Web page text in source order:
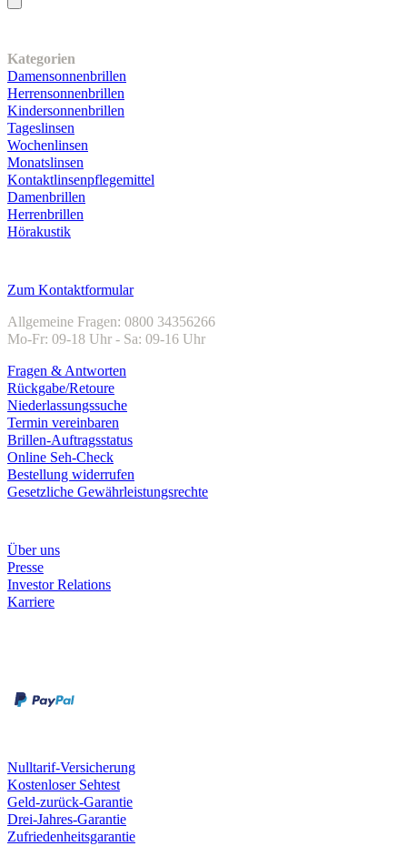
Kategorien
Damensonnenbrillen
Herrensonnenbrillen
Kindersonnenbrillen
Tageslinsen
Wochenlinsen
Monatslinsen
Kontaktlinsenpflegemittel
Damenbrillen
Herrenbrillen
Hörakustik
Zum Kontaktformular
Allgemeine Fragen: 0800 34356266
Mo-Fr: 09-18 Uhr - Sa: 09-16 Uhr
Fragen & Antworten
Rückgabe/Retoure
Niederlassungssuche
Termin vereinbaren
Brillen-Auftragsstatus
Online Seh-Check
Bestellung widerrufen
Gesetzliche Gewährleistungsrechte
Über uns
Presse
Investor Relations
Karriere
Nulltarif-Versicherung
Kostenloser Sehtest
Geld-zurück-Garantie
Drei-Jahres-Garantie
Zufriedenheitsgarantie